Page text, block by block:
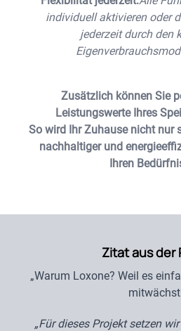
individuell aktivieren oder
jederzeit durch den
Zusätzlich können Sie
Leistungswerte Ihres
So wird Ihr Zuhause nicht nur
nachhaltiger und
Ihren
Zitat aus der
„Warum Loxone? Weil es
„Für dieses Projekt setzen